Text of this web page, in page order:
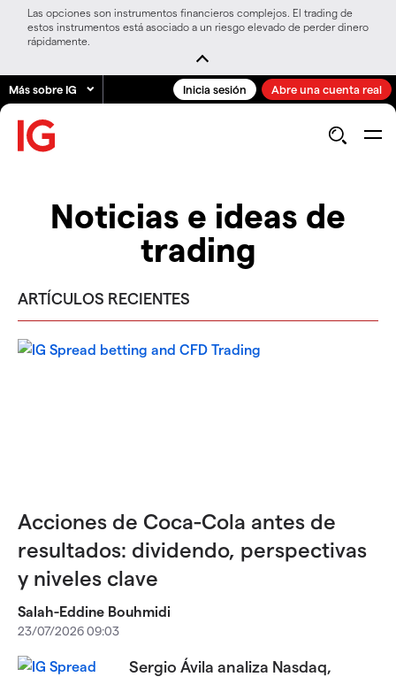
Las opciones son instrumentos financieros complejos. El trading de
estos instrumentos está asociado a un riesgo elevado de perder dinero
rápidamente.
Más sobre IG Inicia sesión Abre una cuenta real
Noticias e ideas de
trading
ARTÍCULOS RECIENTES
Acciones de Coca-Cola antes de
resultados: dividendo, perspectivas
y niveles clave
Salah-Eddine Bouhmidi
23/07/2026 09:03
Sergio Ávila analiza Nasdaq,